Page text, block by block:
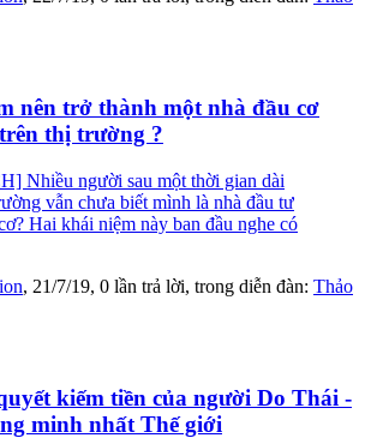
nên trở thành một nhà đầu cơ
thị trường ?
Nhiều người sau một thời gian dài
vẫn chưa biết mình là nhà đầu tư
Hai khái niệm này ban đầu nghe có
, 21/7/19, 0 lần trả lời, trong diễn đàn: Thảo
kiếm tiền của người Do Thái -
minh nhất Thế giới